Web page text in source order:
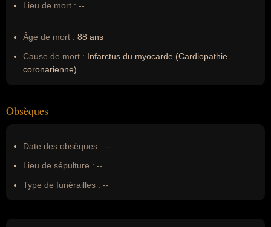
Lieu de mort : --
Âge de mort : 88 ans
Cause de mort : Infarctus du myocarde (Cardiopathie
coronarienne)
Obsèques
Date des obsèques : --
Lieu de sépulture : --
Type de funérailles : --